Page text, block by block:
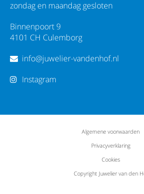
zondag en maandag gesloten
Binnenpoort 9
4101 CH Culemborg
info@juwelier-vandenhof.nl
Instagram
Algemene voorwaarden
Privacyverklaring
Cookies
Copyright Juwelier van den